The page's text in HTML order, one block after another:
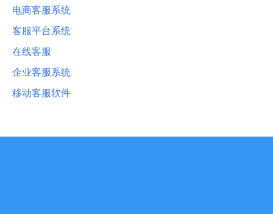
电商客服系统
客服平台系统
在线客服
企业客服系统
移动客服软件